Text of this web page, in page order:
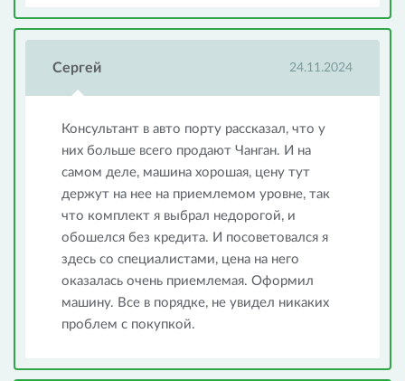
Сергей 24.11.2024
Консультант в авто порту рассказал, что у
них больше всего продают Чанган. И на
самом деле, машина хорошая, цену тут
держут на нее на приемлемом уровне, так
что комплект я выбрал недорогой, и
обошелся без кредита. И посоветовался я
здесь со специалистами, цена на него
оказалась очень приемлемая. Оформил
машину. Все в порядке, не увидел никаких
проблем с покупкой.